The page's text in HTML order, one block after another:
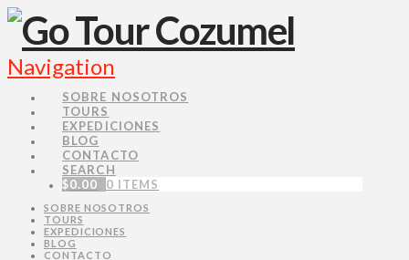
Navigation
SOBRE NOSOTROS
TOURS
EXPEDICIONES
BLOG
CONTACTO
SEARCH
$0.00 0 ITEMS
SOBRE NOSOTROS
TOURS
EXPEDICIONES
BLOG
CONTACTO